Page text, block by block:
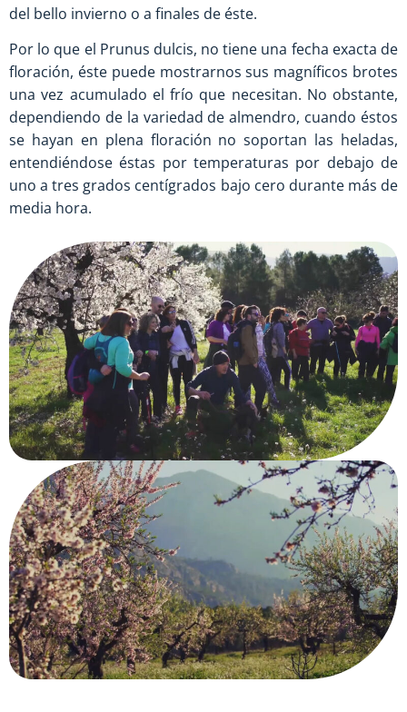
del bello invierno o a finales de éste.
Por lo que el Prunus dulcis, no tiene una fecha exacta de
floración, éste puede mostrarnos sus magníficos brotes
una vez acumulado el frío que necesitan. No obstante,
dependiendo de la variedad de almendro, cuando éstos
se hayan en plena floración no soportan las heladas,
entendiéndose éstas por temperaturas por debajo de
uno a tres grados centígrados bajo cero durante más de
media hora.